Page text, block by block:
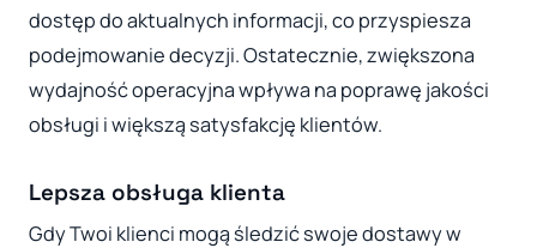
dostęp do aktualnych informacji, co przyspiesza
podejmowanie decyzji. Ostatecznie, zwiększona
wydajność operacyjna wpływa na poprawę jakości
obsługi i większą satysfakcję klientów.
Lepsza obsługa klienta
Gdy Twoi klienci mogą śledzić swoje dostawy w